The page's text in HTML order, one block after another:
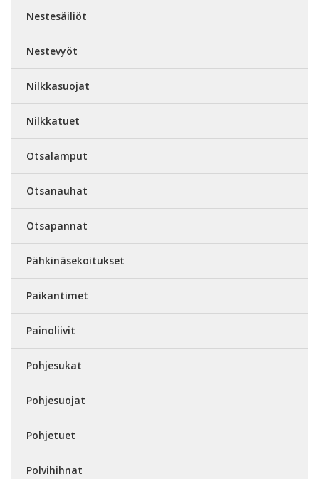
Nestesäiliöt
Nestevyöt
Nilkkasuojat
Nilkkatuet
Otsalamput
Otsanauhat
Otsapannat
Pähkinäsekoitukset
Paikantimet
Painoliivit
Pohjesukat
Pohjesuojat
Pohjetuet
Polvihihnat